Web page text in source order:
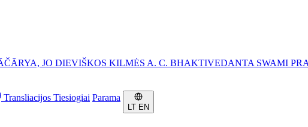
JO DIEVIŠKOS KILMĖS A. C. BHAKTIVEDANTA SWAMI
Transliacijos Tiesiogiai Parama
LT EN